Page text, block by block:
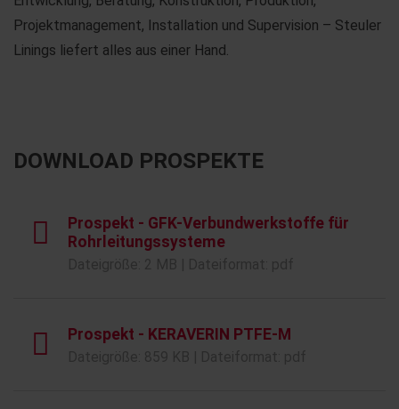
Projektmanagement, Installation und Supervision – Steuler
Linings liefert alles aus einer Hand.
DOWNLOAD PROSPEKTE
Prospekt - GFK-Verbundwerkstoffe für
Rohrleitungssysteme
Prospekt - KERAVERIN PTFE-M